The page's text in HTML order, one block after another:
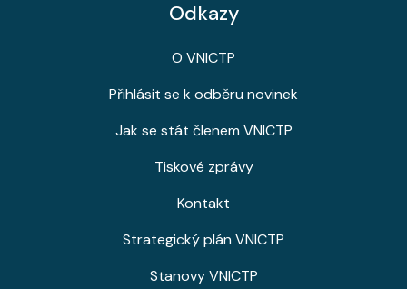
Odkazy
O VNICTP
Přihlásit se k odběru novinek
Jak se stát členem VNICTP
Tiskové zprávy
Kontakt
Strategický plán VNICTP
Stanovy VNICTP